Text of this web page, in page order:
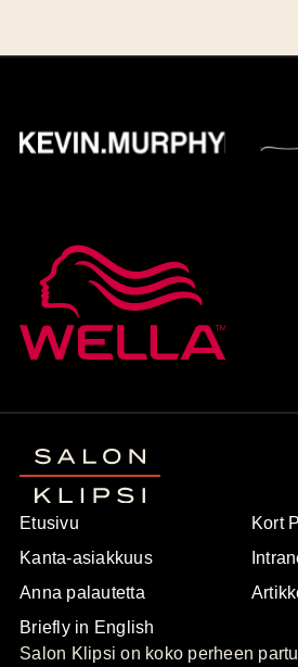
Etusivu
Kanta-asiakkuus
Anna palautetta
Briefly in English
Kort
Salon Klipsi on koko perheen